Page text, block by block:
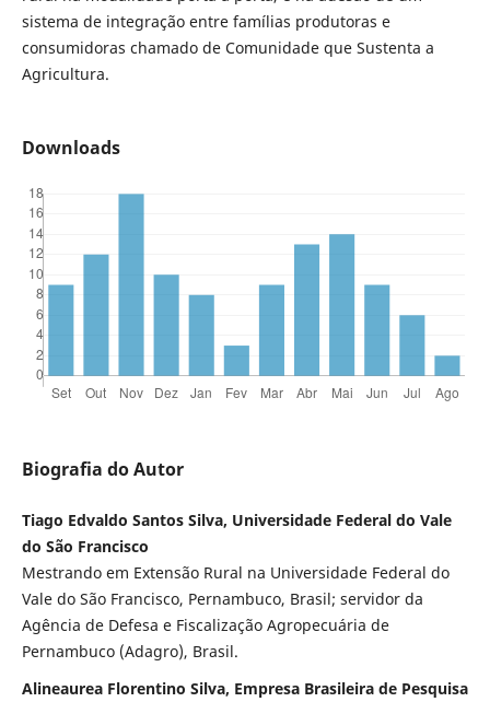
sistema de integração entre famílias produtoras e
consumidoras chamado de Comunidade que Sustenta a
Agricultura.
Downloads
Biografia do Autor
Tiago Edvaldo Santos Silva, Universidade Federal do Vale
do São Francisco
Mestrando em Extensão Rural na Universidade Federal do
Vale do São Francisco, Pernambuco, Brasil; servidor da
Agência de Defesa e Fiscalização Agropecuária de
Pernambuco (Adagro), Brasil.
Alineaurea Florentino Silva, Empresa Brasileira de Pesquisa